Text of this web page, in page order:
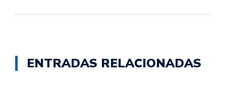
ENTRADAS RELACIONADAS